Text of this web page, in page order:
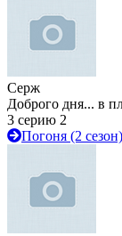
Серж
Доброго дня... в
3 серию 2
Погоня (2 сезон)